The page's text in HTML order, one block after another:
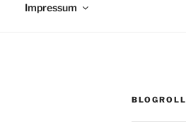
Impressum
BLOGROLL